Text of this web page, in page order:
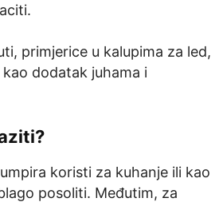
primjerice u kalupima za led,
dodatak juhama i
koristi za kuhanje ili kao
posoliti. Međutim, za